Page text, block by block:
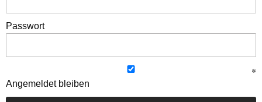
Passwort
Angemeldet bleiben